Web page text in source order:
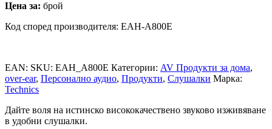
Цена за: брой
Код според производителя: EAH-A800E
EAN: SKU: EAH_A800E Категории: AV Продукти за дома,
over-ear, Персонално аудио, Продукти, Слушалки Марка:
Technics
Дайте воля на истинско висококачествено звуково изживяване
в удобни слушалки.